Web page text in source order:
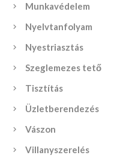
Munkavédelem
Nyelvtanfolyam
Nyestriasztás
Szeglemezes tető
Tisztítás
Üzletberendezés
Vászon
Villanyszerelés